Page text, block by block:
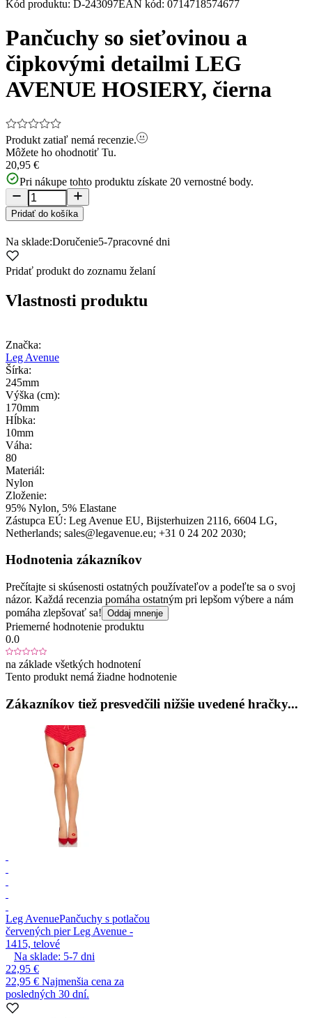
Item
of
Kód produktu: D-243097EAN kód: 0714718574677
Pančuchy so sieťovinou a
čipkovými detailmi LEG
AVENUE HOSIERY, čierna
Produkt zatiaľ nemá recenzie.
Môžete ho ohodnotiť Tu.
20,95 €
Pri nákupe tohto produktu získate 20 vernostné body.
Pridať do košíka
Na sklade:Doručenie5-7pracovné dni
Pridať produkt do zoznamu želaní
Vlastnosti produktu
Značka:
Leg Avenue
Šírka:
245mm
Výška (cm):
170mm
Hĺbka:
10mm
Váha:
80
Materiál:
Nylon
Zloženie:
95% Nylon, 5% Elastane
Zástupca EÚ: Leg Avenue EU, Bijsterhuizen 2116, 6604 LG,
Netherlands; sales@legavenue.eu; +31 0 24 202 2030;
Hodnotenia zákazníkov
Prečítajte si skúsenosti ostatných používateľov a podeľte sa o svoj
názor. Každá recenzia pomáha ostatným pri lepšom výbere a nám
pomáha zlepšovať sa! Oddaj mnenje
Priemerné hodnotenie produktu
0.0
na základe všetkých hodnotení
Tento produkt nemá žiadne hodnotenie
Zákazníkov tiež presvedčili nižšie uvedené hračky...
Leg AvenuePančuchy s potlačou
červených pier Leg Avenue -
1415, telové
Na sklade: 5-7 dni
22,95 €
22,95 € Najmenšia cena za
posledných 30 dní.